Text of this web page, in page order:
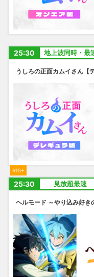
25:30 地上波同時・最
うしろの正面カムイさん【
R15+
25:30 見放題最速
ヘルモード ～やり込み好き